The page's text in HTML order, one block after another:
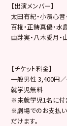
【出演メンバー】
太田有紀・小濱心音
百椛・正鋳真優・水
由芽実・八木愛月・
【チケット料金】
一般男性 3,400円
就学児無料
※未就学児1名に付
※劇場でのお支払い
だけます。